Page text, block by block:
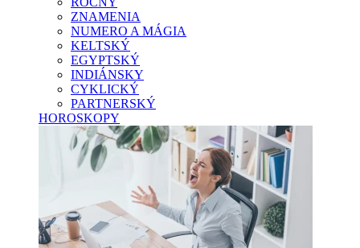
ZNAMENIA
NUMERO A MÁGIA
KELTSKÝ
EGYPTSKÝ
INDIÁNSKY
CYKLICKÝ
PARTNERSKÝ
HOROSKOPY